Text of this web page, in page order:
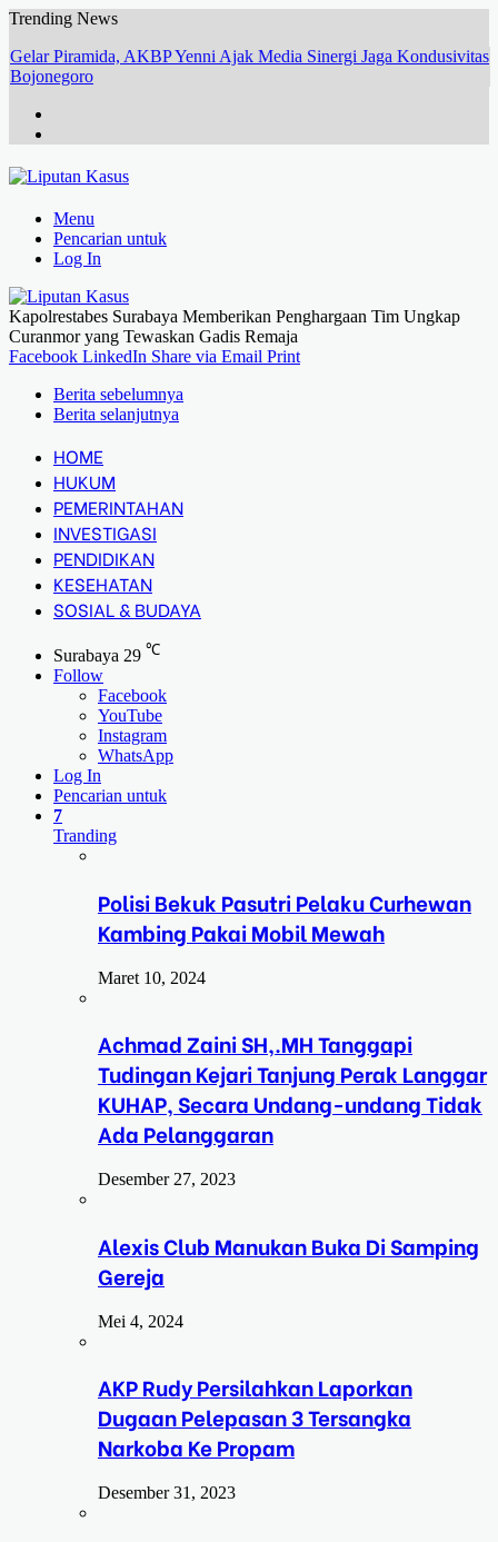
Trending News
Gelar Piramida, AKBP Yenni Ajak Media Sinergi Jaga Kondusivitas
Bojonegoro
Menu
Pencarian untuk
Log In
Kapolrestabes Surabaya Memberikan Penghargaan Tim Ungkap
Curanmor yang Tewaskan Gadis Remaja
Facebook LinkedIn Share via Email Print
Berita sebelumnya
Berita selanjutnya
HOME
HUKUM
PEMERINTAHAN
INVESTIGASI
PENDIDIKAN
KESEHATAN
SOSIAL & BUDAYA
Surabaya 29 ℃
Follow
Facebook
YouTube
Instagram
WhatsApp
Log In
Pencarian untuk
7
Tranding
Polisi Bekuk Pasutri Pelaku Curhewan
Kambing Pakai Mobil Mewah
Maret 10, 2024
Achmad Zaini SH,.MH Tanggapi
Tudingan Kejari Tanjung Perak Langgar
KUHAP, Secara Undang-undang Tidak
Ada Pelanggaran
Desember 27, 2023
Alexis Club Manukan Buka Di Samping
Gereja
Mei 4, 2024
AKP Rudy Persilahkan Laporkan
Dugaan Pelepasan 3 Tersangka
Narkoba Ke Propam
Desember 31, 2023